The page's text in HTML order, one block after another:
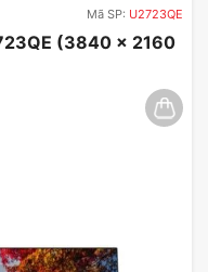
Mã SP: U2723QE
(3840 x 2160